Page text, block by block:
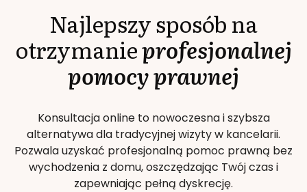
Najlepszy sposób na
otrzymanieprofesjonalnej
pomocy prawnej
Konsultacja online to nowoczesna i szybsza
alternatywa dla tradycyjnej wizyty w kancelarii.
Pozwala uzyskać profesjonalną pomoc prawną bez
wychodzenia z domu, oszczędzając Twój czas i
zapewniając pełną dyskrecję.